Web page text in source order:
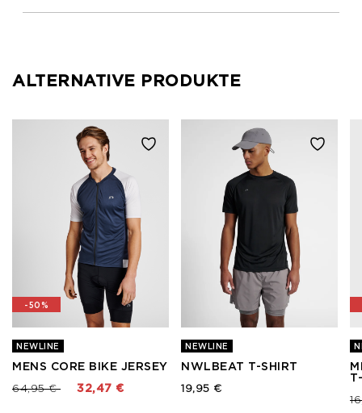
ALTERNATIVE PRODUKTE
-50%
NEWLINE
MENS CORE BIKE JERSEY
Preis reduziert von
64,95 €bis 32,47 €
NEWLINE
NWLBEAT T-SHIRT
19,95 €